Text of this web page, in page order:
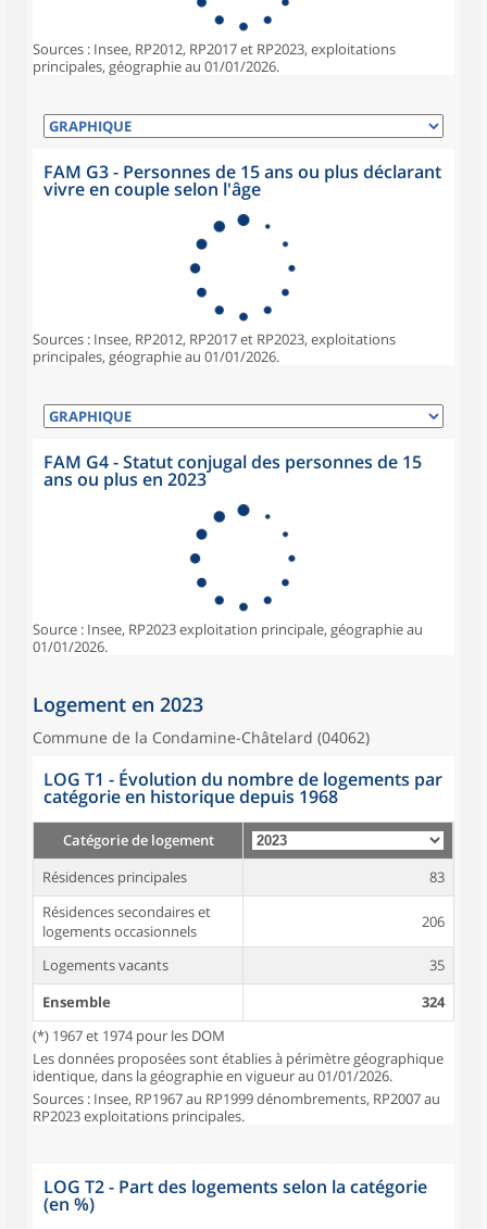
Sources : Insee, RP2012, RP2017 et RP2023, exploitations
principales, géographie au 01/01/2026.
FAM G3 - Personnes de 15 ans ou plus déclarant
vivre en couple selon l'âge
Sources : Insee, RP2012, RP2017 et RP2023, exploitations
principales, géographie au 01/01/2026.
FAM G4 - Statut conjugal des personnes de 15
ans ou plus en 2023
Source : Insee, RP2023 exploitation principale, géographie au
01/01/2026.
Logement en 2023
Commune de la Condamine-Châtelard (04062)
LOG T1 - Évolution du nombre de logements par
catégorie en historique depuis 1968
Catégorie de logement
Résidences principales
83
Résidences secondaires et
logements occasionnels
206
Logements vacants
35
Ensemble
324
(*) 1967 et 1974 pour les DOM
Les données proposées sont établies à périmètre géographique
identique, dans la géographie en vigueur au 01/01/2026.
Sources : Insee, RP1967 au RP1999 dénombrements, RP2007 au
RP2023 exploitations principales.
LOG T2 - Part des logements selon la catégorie
(en %)